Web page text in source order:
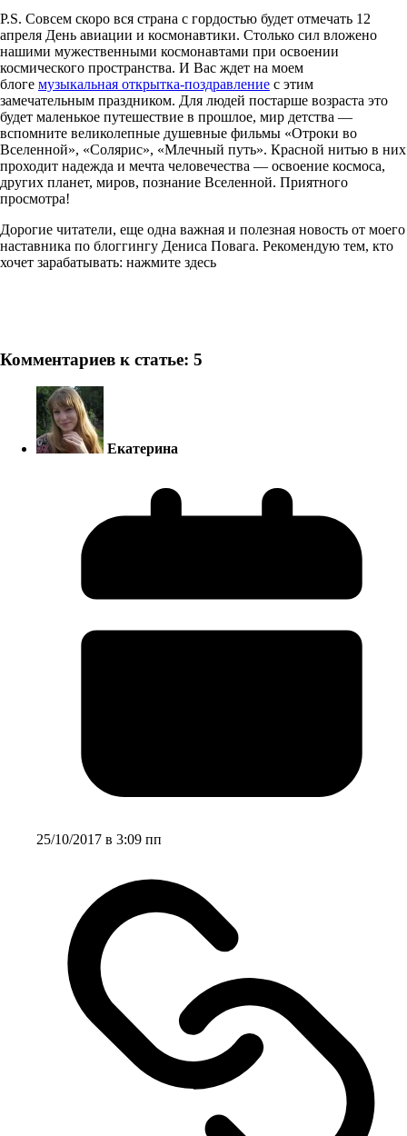
P.S. Совсем скоро вся страна с гордостью будет отмечать 12
апреля День авиации и космонавтики. Столько сил вложено
нашими мужественными космонавтами при освоении
космического пространства. И Вас ждет на моем
блоге музыкальная открытка-поздравление с этим
замечательным праздником. Для людей постарше возраста это
будет маленькое путешествие в прошлое, мир детства —
вспомните великолепные душевные фильмы «Отроки во
Вселенной», «Солярис», «Млечный путь». Красной нитью в них
проходит надежда и мечта человечества — освоение космоса,
других планет, миров, познание Вселенной. Приятного
просмотра!
Дорогие читатели, еще одна важная и полезная новость от моего
наставника по блоггингу Дениса Повага. Рекомендую тем, кто
хочет зарабатывать: нажмите здесь
Комментариев к статье: 5
Екатерина
25/10/2017 в 3:09 пп